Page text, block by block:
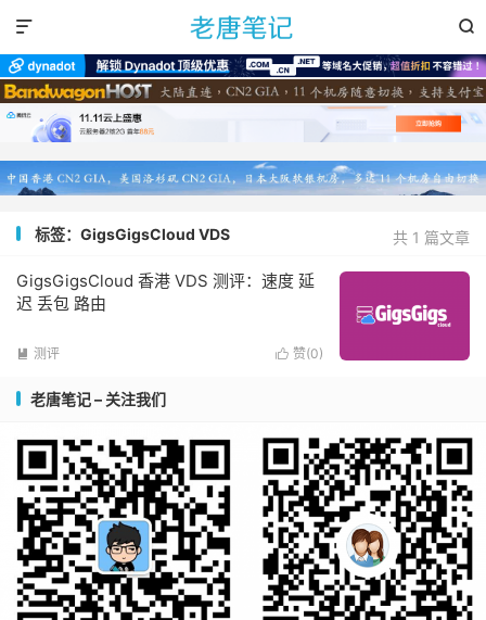


共 1 篇文章
标签：GigsGigsCloud VDS
GigsGigsCloud 香港 VDS 测评：速度 延
迟 丢包 路由
 赞(0)
 测评
老唐笔记 – 关注我们